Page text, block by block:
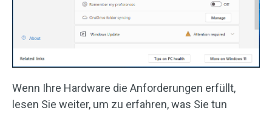
Wenn Ihre Hardware die Anforderungen erfüllt,
lesen Sie weiter, um zu erfahren, was Sie tun